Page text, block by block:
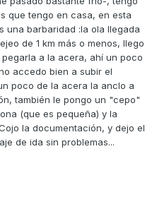
que tengo en casa, en esta
una barbaridad :la ola llegada
de 1 km más o menos, llego
a la acera, ahí un poco
accedo bien a subir el
poco de la acera la anclo a
también le pongo un "cepo"
(que es pequeña) y la
la documentación, y dejo el
de ida sin problemas...